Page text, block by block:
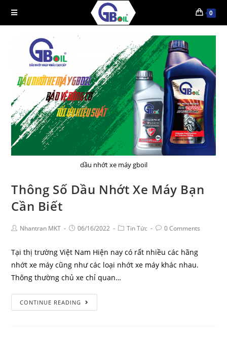
0
dầu nhớt xe máy gboil
Thông Số Dầu Nhớt Xe Máy Bạn
Cần Biết
Nhantran MKT 06/16/2022 Tin Tức 0 Comments
Tại thị trường Việt Nam Hiện nay có rất nhiều các hãng
nhớt xe máy cũng như các loại nhớt xe máy khác nhau.
Thông thường chủ xe chỉ quan…
CONTINUE READING